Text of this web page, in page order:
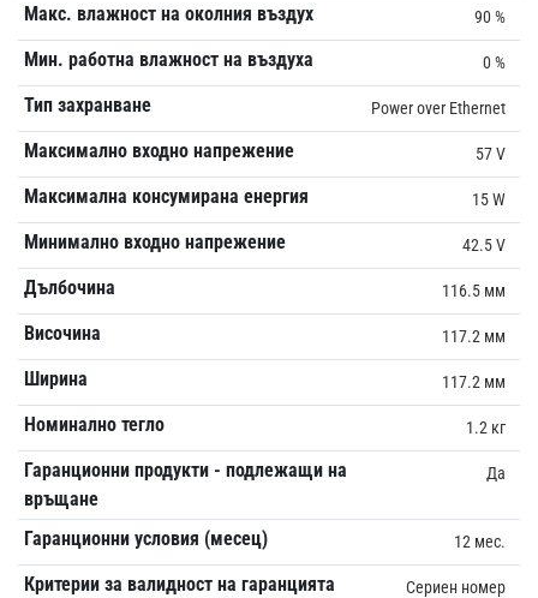
Макс. влажност на околния въздух 90 %
Мин. работна влажност на въздуха 0 %
Тип захранване Power over Ethernet
Максимално входно напрежение 57 V
Максимална консумирана енергия 15 W
Минимално входно напрежение 42.5 V
Дълбочина 116.5 мм
Височина 117.2 мм
Ширина 117.2 мм
Номинално тегло 1.2 кг
Гаранционни продукти - подлежащи на
връщане
Да
Гаранционни условия (месец) 12 мес.
Критерии за валидност на гаранцията Сериен номер